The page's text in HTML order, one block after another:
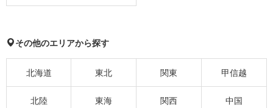
その他のエリアから探す
北海道 東北 関東 甲信越
北陸 東海 関西 中国